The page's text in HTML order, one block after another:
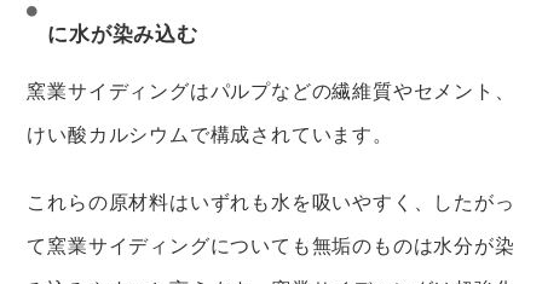
に水が染み込む
窯業サイディングはパルプなどの繊維質やセメント、
けい酸カルシウムで構成されています。
これらの原材料はいずれも水を吸いやすく、したがっ
て窯業サイディングについても無垢のものは水分が染